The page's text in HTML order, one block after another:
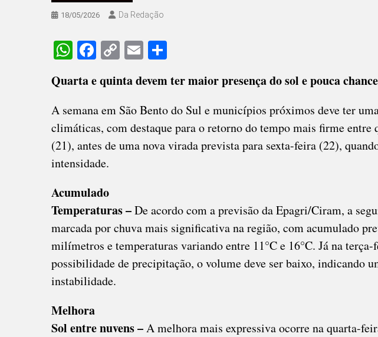
18/05/2026 Da Redação
WhatsApp
Facebook
CopyEmail
Quarta e quinta devem ter maior presença do sol e pouca
A semana em São Bento do Sul e municípios próximos deve ter
climáticas, com destaque para o retorno do tempo mais firme
(21), antes de uma nova virada prevista para sexta-feira (22),
intensidade.
Acumulado
Temperaturas –De acordo com a previsão da Epagri/Ciram, a
marcada por chuva mais significativa na região, com acumulado
milímetros e temperaturas variando entre 11°C e 16°C. Já na
possibilidade de precipitação, o volume deve ser baixo, indicando
instabilidade.
Melhora
Sol entre nuvens –A melhora mais expressiva ocorre na quarta-